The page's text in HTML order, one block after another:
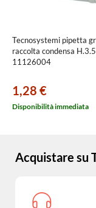
Tecnosystemi pipetta
raccolta condensa
11126004
1,28 €
Disponibilità immediata
Acquistare su